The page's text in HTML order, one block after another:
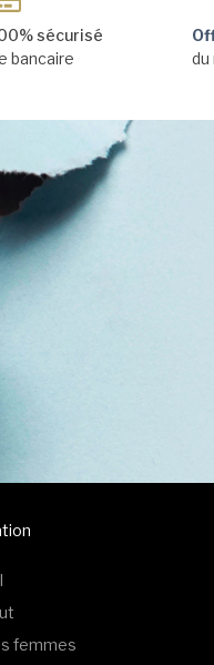
homme, épilation
du dos, épaules, torse,
sécurisé
bancaire
du
femmes